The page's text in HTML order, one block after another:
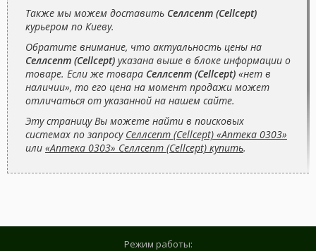
Также мы можем доставить Селлсепт (Cellcept)
курьером по Киеву.
Обратите внимание, что актуальность цены на
Селлсепт (Cellcept) указана выше в блоке информации о
товаре. Если же товара Селлсепт (Cellcept) «нет в
наличии», то его цена на момент продажи может
отличаться от указанной на нашем сайте.
Эту страницу Вы можете найти в поисковых
системах по запросу Селлсепт (Cellcept) «Аптека 0303»
или «Аптека 0303» Селлсепт (Cellcept) купить.
Режим работы: